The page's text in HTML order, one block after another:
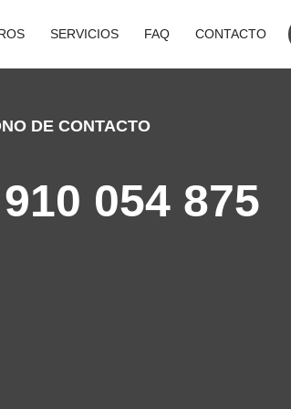
SERVICIOS FAQ CONTACTO
DE CONTACTO
910 054 875